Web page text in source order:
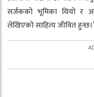
सर्जकको भूमिका थियो र
लेखिएको साहित्य जीवित